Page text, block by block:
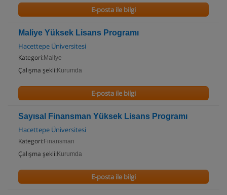
E-posta ile bilgi
Maliye Yüksek Lisans Programı
Hacettepe Üniversitesi
Kategori: Maliye
Çalışma şekli: Kurumda
E-posta ile bilgi
Sayısal Finansman Yüksek Lisans Programı
Hacettepe Üniversitesi
Kategori: Finansman
Çalışma şekli: Kurumda
E-posta ile bilgi